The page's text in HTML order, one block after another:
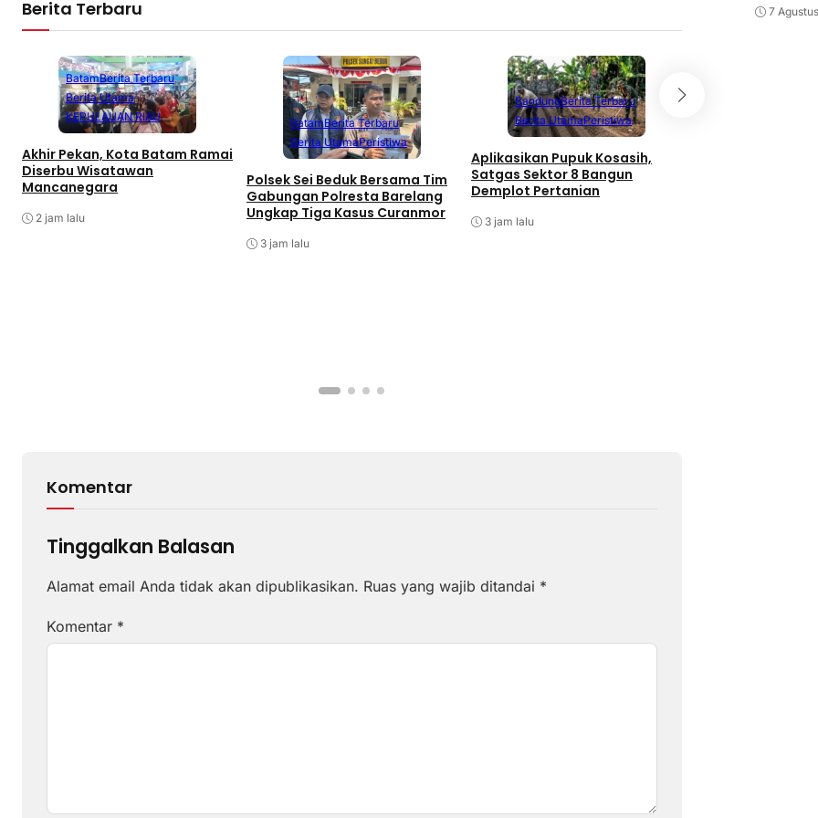
Berita Terbaru
BatamBerita Terbaru
Berita Utama
KEPULAUAN RIAU
Akhir Pekan, Kota Batam Ramai
Diserbu Wisatawan
Mancanegara
2 jam lalu
BatamBerita Terbaru
Berita UtamaPeristiwa
Polsek Sei Beduk Bersama Tim
Gabungan Polresta Barelang
Ungkap Tiga Kasus Curanmor
3 jam lalu
BandungBerita Terbaru
Berita UtamaPeristiwa
Aplikasikan Pupuk Kosasih,
Satgas Sektor 8 Bangun
Demplot Pertanian
3 jam lalu
Komentar
Tinggalkan Balasan
Alamat email Anda tidak akan dipublikasikan. Ruas yang wajib ditandai *
Komentar *
7